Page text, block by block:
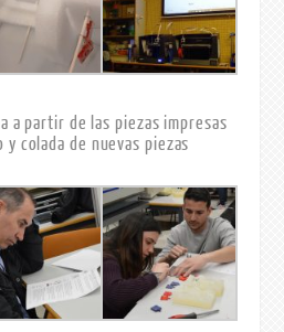
a partir de las piezas impresas
y colada de nuevas piezas